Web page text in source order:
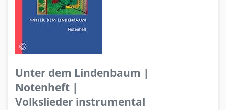
Unter dem Lindenbaum |
Notenheft |
Volkslieder instrumental